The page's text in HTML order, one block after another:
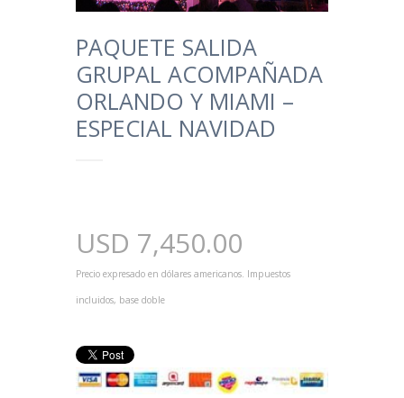
PAQUETE SALIDA
GRUPAL ACOMPAÑADA
ORLANDO Y MIAMI –
ESPECIAL NAVIDAD
USD 7,450.00
Precio expresado en dólares americanos. Impuestos
incluidos, base doble